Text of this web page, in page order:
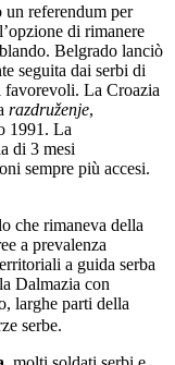
referendum per
di rimanere
Belgrado lanciò
seguita dai serbi di
La Croazia
razdruženje,
1991. La
di 3 mesi
sempre più accesi.
che rimaneva della
a prevalenza
a guida serba
Dalmazia con
larghe parti della
serbe.